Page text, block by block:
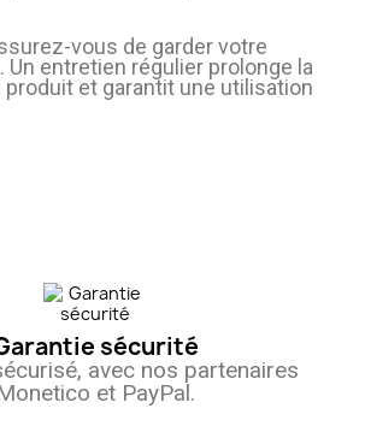
vous de garder votre
Un entretien régulier prolonge la
produit et garantit une utilisation
sécurité
avec nos partenaires
et PayPal.